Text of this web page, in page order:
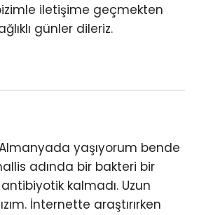
iletişime geçmekten
günler dileriz.
yaşıyorum bende
adında bir bakteri bir
kalmadı. Uzun
İnternette araştırırken